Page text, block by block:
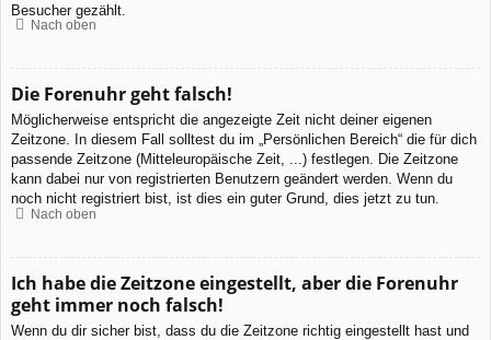
Besucher gezählt.
Nach oben
Die Forenuhr geht falsch!
Möglicherweise entspricht die angezeigte Zeit nicht deiner eigenen
Zeitzone. In diesem Fall solltest du im „Persönlichen Bereich“ die für dich
passende Zeitzone (Mitteleuropäische Zeit, ...) festlegen. Die Zeitzone
kann dabei nur von registrierten Benutzern geändert werden. Wenn du
noch nicht registriert bist, ist dies ein guter Grund, dies jetzt zu tun.
Nach oben
Ich habe die Zeitzone eingestellt, aber die Forenuhr
geht immer noch falsch!
Wenn du dir sicher bist, dass du die Zeitzone richtig eingestellt hast und